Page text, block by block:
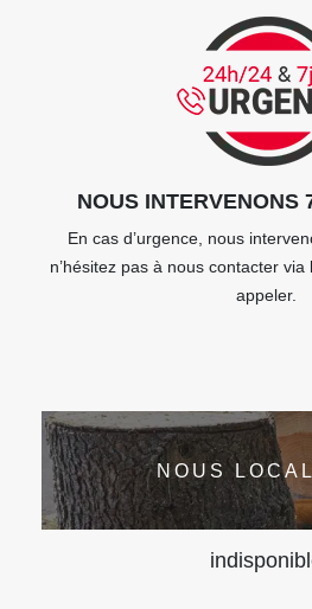
NOUS INTERVENONS
En cas d’urgence, nous
n’hésitez pas à nous contacter
appeler.
NOUS